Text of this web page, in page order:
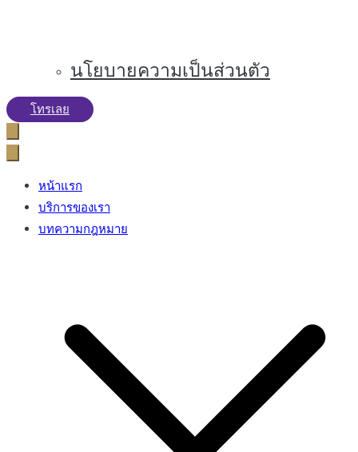
นโยบายความเป็นส่วนตัว
โทรเลย
หน้าแรก
บริการของเรา
บทความกฎหมาย